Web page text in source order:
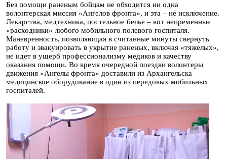
Без помощи раненым бойцам не обходится ни одна
волонтерская миссия «Ангелов фронта», и эта – не исключение.
Лекарства, медтехника, постельное белье – вот непременные
«расходники» любого мобильного полевого госпиталя.
Маневренность, позволяющая в считанные минуты свернуть
работу и эвакуировать в укрытие раненых, включая «тяжелых»,
не идет в ущерб профессионализму медиков и качеству
оказания помощи. Во время очередной поездки волонтеры
движения «Ангелы фронта» доставили из Архангельска
медицинское оборудование в один из передовых мобильных
госпиталей.